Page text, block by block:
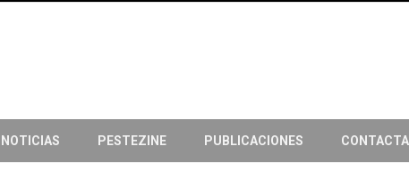
NOTICIAS PESTEZINE PUBLICACIONES